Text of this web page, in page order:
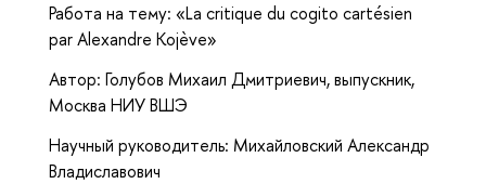
Работа на тему: «La critique du cogito cartésien
par Alexandre Kojève»
Автор: Голубов Михаил Дмитриевич, выпускник,
Москва НИУ ВШЭ
Научный руководитель: Михайловский Александр
Владиславович